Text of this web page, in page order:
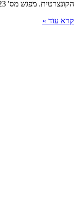
הקונצרטית. מפגש מס' 23 בסדרה –
קרא עוד »